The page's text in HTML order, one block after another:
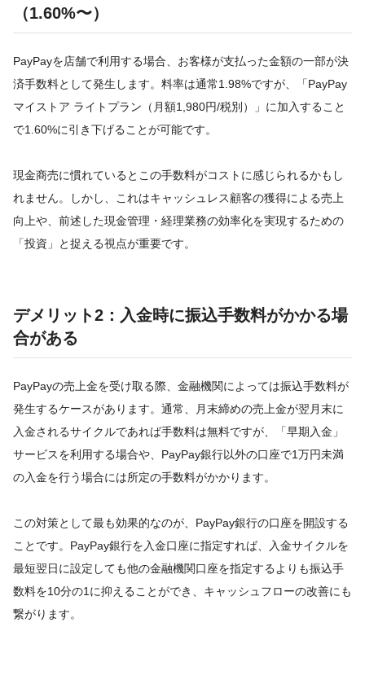
（1.60%〜）
PayPayを店舗で利用する場合、お客様が支払った金額の一部が決
済手数料として発生します。料率は通常1.98%ですが、「PayPay
マイストア ライトプラン（月額1,980円/税別）」に加入すること
で1.60%に引き下げることが可能です。
現金商売に慣れているとこの手数料がコストに感じられるかもし
れません。しかし、これはキャッシュレス顧客の獲得による売上
向上や、前述した現金管理・経理業務の効率化を実現するための
「投資」と捉える視点が重要です。
デメリット2：入金時に振込手数料がかかる場
合がある
PayPayの売上金を受け取る際、金融機関によっては振込手数料が
発生するケースがあります。通常、月末締めの売上金が翌月末に
入金されるサイクルであれば手数料は無料ですが、「早期入金」
サービスを利用する場合や、PayPay銀行以外の口座で1万円未満
の入金を行う場合には所定の手数料がかかります。
この対策として最も効果的なのが、PayPay銀行の口座を開設する
ことです。PayPay銀行を入金口座に指定すれば、入金サイクルを
最短翌日に設定しても他の金融機関口座を指定するよりも振込手
数料を10分の1に抑えることができ、キャッシュフローの改善にも
繋がります。